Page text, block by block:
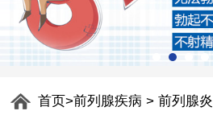
首页>前列腺疾病 >前列腺炎